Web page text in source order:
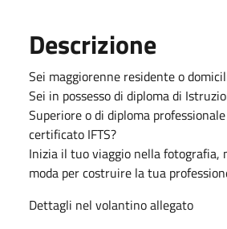
Descrizione
Sei maggiorenne residente o
Sei in possesso di diploma di
Superiore o di diploma
certificato IFTS?
Inizia il tuo viaggio nella fotografia,
moda per costruire la tua
Dettagli nel volantino allegato